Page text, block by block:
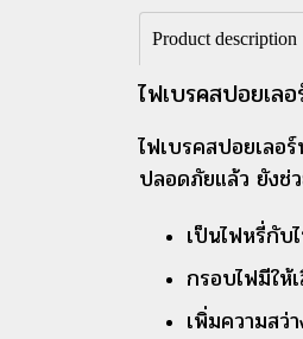
Product description
ไฟเบรคสปอยเ
ไฟเบรคสปอยเลอ
ปลอดภัยแล้ว ยังช่
เป็นไฟหรี่กับ
กรอบไฟมีให้
เพิ่มความสว่